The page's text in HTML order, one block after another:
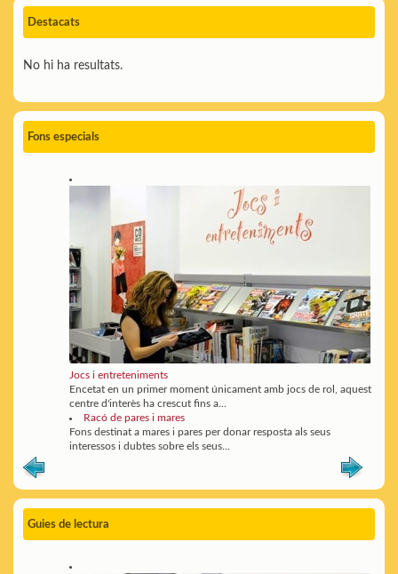
Destacats
No hi ha resultats.
Fons especials
Jocs i entreteniments
Encetat en un primer moment únicament amb jocs de rol, aquest
centre d'interès ha crescut fins a...
Racó de pares i mares
Fons destinat a mares i pares per donar resposta als seus
interessos i dubtes sobre els seus...
Guies de lectura